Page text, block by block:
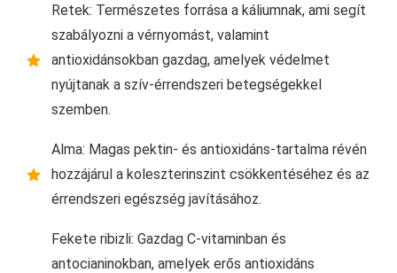
Retek: Természetes forrása a káliumnak, ami segít
szabályozni a vérnyomást, valamint
antioxidánsokban gazdag, amelyek védelmet
nyújtanak a szív-érrendszeri betegségekkel
szemben.
Alma: Magas pektin- és antioxidáns-tartalma révén
hozzájárul a koleszterinszint csökkentéséhez és az
érrendszeri egészség javításához.
Fekete ribizli: Gazdag C-vitaminban és
antocianinokban, amelyek erős antioxidáns